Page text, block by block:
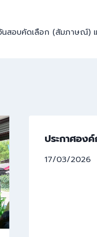
นสอบคัดเลือก (สัมภาษณ์)
ประกาศอง
17/03/2026